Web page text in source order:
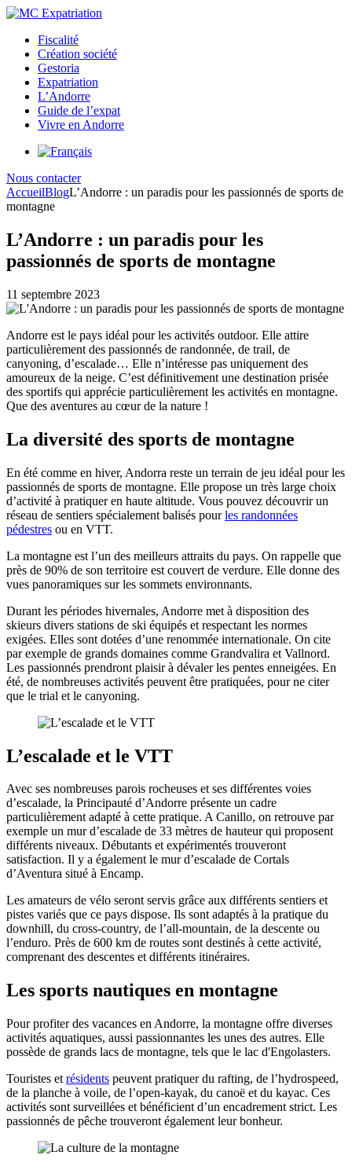
Fiscalité
Création société
Gestoria
Expatriation
L’Andorre
Guide de l’expat
Vivre en Andorre
Nous contacter
AccueilBlogL’Andorre : un paradis pour les passionnés de sports de
montagne
L’Andorre : un paradis pour les
passionnés de sports de montagne
11 septembre 2023
Andorre est le pays idéal pour les activités outdoor. Elle attire
particulièrement des passionnés de randonnée, de trail, de
canyoning, d’escalade… Elle n’intéresse pas uniquement des
amoureux de la neige. C’est définitivement une destination prisée
des sportifs qui apprécie particulièrement les activités en montagne.
Que des aventures au cœur de la nature !
La diversité des sports de montagne
En été comme en hiver, Andorra reste un terrain de jeu idéal pour les
passionnés de sports de montagne. Elle propose un très large choix
d’activité à pratiquer en haute altitude. Vous pouvez découvrir un
réseau de sentiers spécialement balisés pourles randonnées
pédestres ou en VTT.
La montagne est l’un des meilleurs attraits du pays. On rappelle que
près de 90% de son territoire est couvert de verdure. Elle donne des
vues panoramiques sur les sommets environnants.
Durant les périodes hivernales, Andorre met à disposition des
skieurs divers stations de ski équipés et respectant les normes
exigées. Elles sont dotées d’une renommée internationale. On cite
par exemple de grands domaines comme Grandvalira et Vallnord.
Les passionnés prendront plaisir à dévaler les pentes enneigées. En
été, de nombreuses activités peuvent être pratiquées, pour ne citer
que le trial et le canyoning.
L’escalade et le VTT
Avec ses nombreuses parois rocheuses et ses différentes voies
d’escalade, la Principauté d’Andorre présente un cadre
particulièrement adapté à cette pratique. A Canillo, on retrouve par
exemple un mur d’escalade de 33 mètres de hauteur qui proposent
différents niveaux. Débutants et expérimentés trouveront
satisfaction. Il y a également le mur d’escalade de Cortals
d’Aventura situé à Encamp.
Les amateurs de vélo seront servis grâce aux différents sentiers et
pistes variés que ce pays dispose. Ils sont adaptés à la pratique du
downhill, du cross-country, de l’all-mountain, de la descente ou
l’enduro. Près de 600 km de routes sont destinés à cette activité,
comprenant des descentes et différents itinéraires.
Les sports nautiques en montagne
Pour profiter des vacances en Andorre, la montagne offre diverses
activités aquatiques, aussi passionnantes les unes des autres. Elle
possède de grands lacs de montagne, tels que le lac d'Engolasters.
Touristes et résidents peuvent pratiquer du rafting, de l’hydrospeed,
de la planche à voile, de l’open-kayak, du canoë et du kayac. Ces
activités sont surveillées et bénéficient d’un encadrement strict. Les
passionnés de pêche trouveront également leur bonheur.